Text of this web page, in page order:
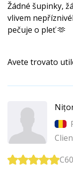
Žádné šupinky,
vlivem
pečuje o pleť 🫶
Avete trovato